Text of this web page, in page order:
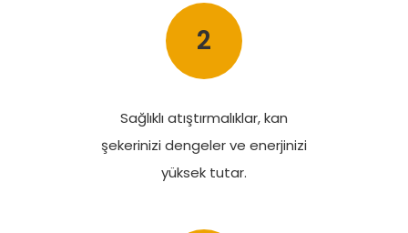
2
Sağlıklı atıştırmalıklar, kan
şekerinizi dengeler ve enerjinizi
yüksek tutar.